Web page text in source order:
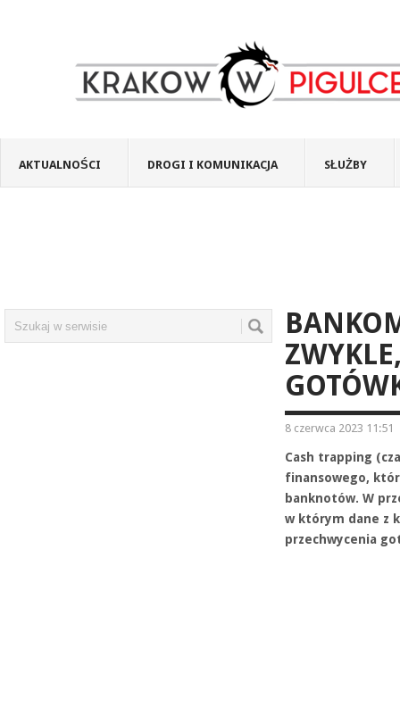
AKTUALNOŚCI DROGI I KOMUNIKACJA SŁUŻBY
8 czerwca 2023 11:51
Cash trapping
finansowego,
banknotów. W
w którym dane z
przechwycenia